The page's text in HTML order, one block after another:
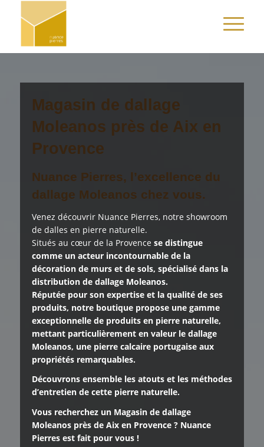
Magasin de dallage
Moleanos près de Aix en
Provence
Nuance Pierres, l’excellence du
dallage Moleanos chez vous.
Venez découvrir Nuance Pierres, notre showroom
de dalles en pierre naturelle.
Situés au cœur de la Provence se distingue
comme un acteur incontournable de la
décoration de murs et de sols, spécialisé dans la
distribution de dallage Moleanos.
Réputée pour son expertise et la qualité de ses
produits, notre boutique propose une gamme
exceptionnelle de produits en pierre naturelle,
mettant particulièrement en valeur le dallage
Moleanos, une pierre calcaire portugaise aux
propriétés remarquables.
Découvrons ensemble les atouts et les méthodes
d’entretien de cette pierre naturelle.
Vous recherchez un Magasin de dallage
Moleanos près de Aix en Provence ? Nuance
Pierres est fait pour vous !